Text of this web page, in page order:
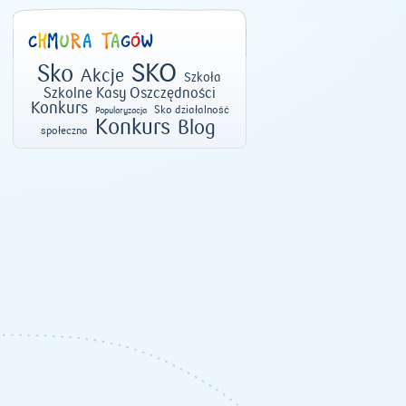
Sko Akcje SKO Szkoła
Szkolne Kasy Oszczędności
Konkurs Popularyzacja
Sko działalność
społeczna
Konkurs Blog